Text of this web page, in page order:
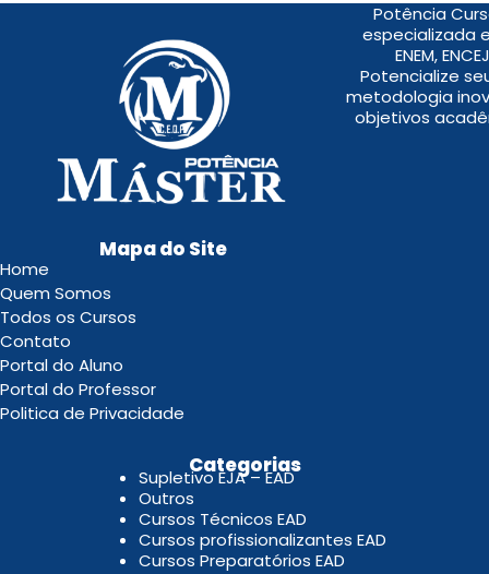
Potência
especializada
ENEM,
Potencialize
metodologia
objetivos
Mapa do Site
Home
Quem Somos
Todos os Cursos
Contato
Portal do Aluno
Portal do Professor
Politica de Privacidade
Categorias
Supletivo EJA – EAD
Outros
Cursos Técnicos EAD
Cursos profissionalizantes EAD
Cursos Preparatórios EAD